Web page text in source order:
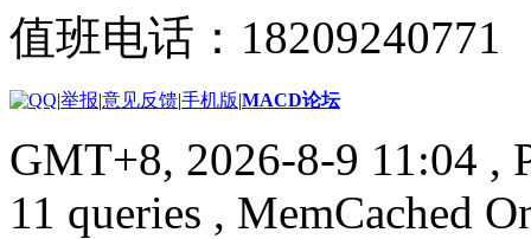
值班电话：
|举报|意见反馈|手机版|MACD论坛
GMT+8, 2026-8-9 11:04 ,
11 queries , MemCached